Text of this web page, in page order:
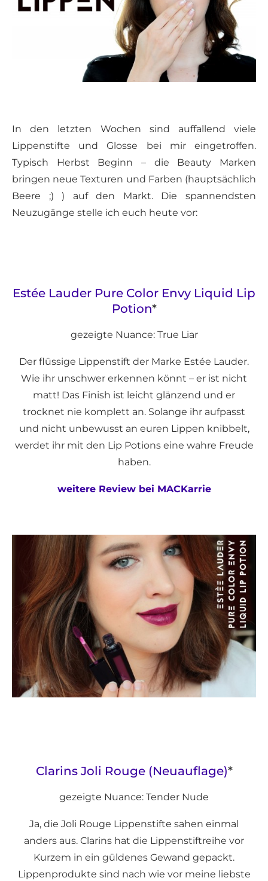
In den letzten Wochen sind auffallend viele
Lippenstifte und Glosse bei mir eingetroffen.
Typisch Herbst Beginn – die Beauty Marken
bringen neue Texturen und Farben (hauptsächlich
Beere ;) ) auf den Markt. Die spannendsten
Neuzugänge stelle ich euch heute vor:
Estée Lauder Pure Color Envy Liquid Lip
Potion*
gezeigte Nuance: True Liar
Der flüssige Lippenstift der Marke Estée Lauder.
Wie ihr unschwer erkennen könnt – er ist nicht
matt! Das Finish ist leicht glänzend und er
trocknet nie komplett an. Solange ihr aufpasst
und nicht unbewusst an euren Lippen knibbelt,
werdet ihr mit den Lip Potions eine wahre Freude
haben.
weitere Review bei MACKarrie
Clarins Joli Rouge (Neuauflage)*
gezeigte Nuance: Tender Nude
Ja, die Joli Rouge Lippenstifte sahen einmal
anders aus. Clarins hat die Lippenstiftreihe vor
Kurzem in ein güldenes Gewand gepackt.
Lippenprodukte sind nach wie vor meine liebste